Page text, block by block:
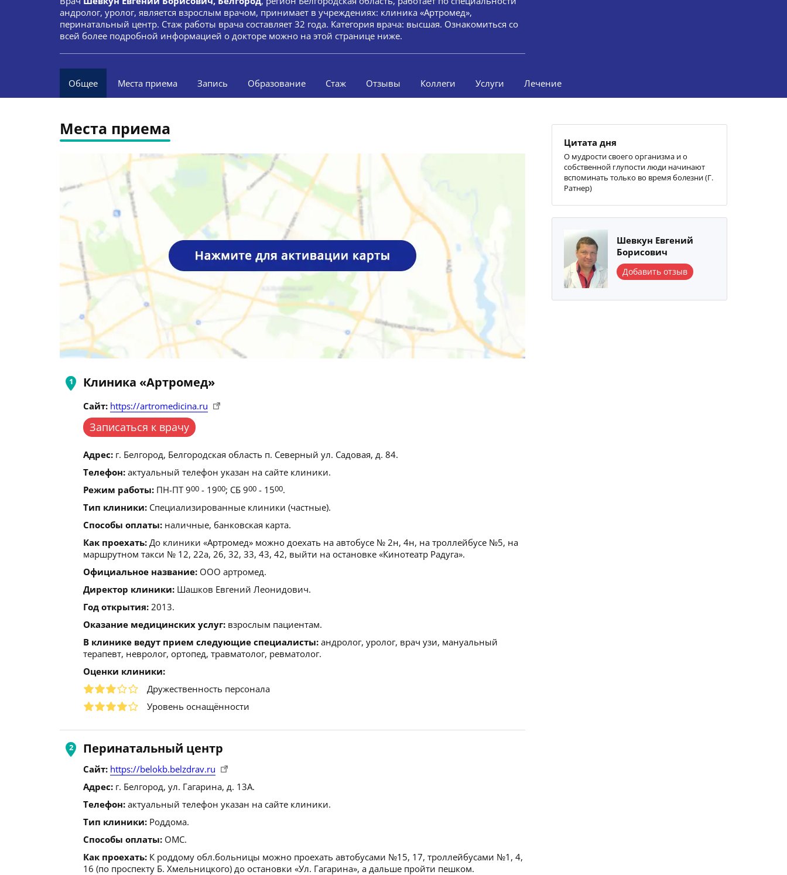
андролог, уролог, является взрослым врачом, принимает в учреждениях: клиника «Артромед»,
перинатальный центр. Стаж работы врача составляет 32 года. Категория врача: высшая. Ознакомиться со
всей более подробной информацией о докторе можно на этой странице ниже.
Общее Места приема Запись Образование Стаж Отзывы Коллеги Услуги Лечение
Места приема
Клиника «Артромед»
Сайт: https://artromedicina.ru
Записаться к врачу
Адрес: г. Белгород, Белгородская область п. Северный ул. Садовая, д. 84.
Телефон: актуальный телефон указан на сайте клиники.
Режим работы: ПН-ПТ 900 - 1900; СБ 900 - 1500.
Тип клиники: Специализированные клиники (частные).
Способы оплаты: наличные, банковская карта.
Как проехать: До клиники «Артромед» можно доехать на автобусе № 2н, 4н, на троллейбусе №5, на
маршрутном такси № 12, 22а, 26, 32, 33, 43, 42, выйти на остановке «Кинотеатр Радуга».
Официальное название: ООО артромед.
Директор клиники: Шашков Евгений Леонидович.
Год открытия: 2013.
Оказание медицинских услуг: взрослым пациентам.
В клинике ведут прием следующие специалисты: андролог, уролог, врач узи, мануальный
терапевт, невролог, ортопед, травматолог, ревматолог.
Оценки клиники:
Дружественность персонала
Уровень оснащённости
Перинатальный центр
Сайт: https://belokb.belzdrav.ru
Адрес: г. Белгород, ул. Гагарина, д. 13А.
Телефон: актуальный телефон указан на сайте клиники.
Тип клиники: Роддома.
Способы оплаты: ОМС.
Как проехать: К роддому обл.больницы можно проехать автобусами №15, 17, троллейбусами №1, 4,
16 (по проспекту Б. Хмельницкого) до остановки «Ул. Гагарина», а дальше пройти пешком.
Цитата дня
О мудрости своего организма и о
собственной глупости люди начинают
вспоминать только во время болезни (Г.
Ратнер)
Шевкун Евгений
Борисович
Добавить отзыв